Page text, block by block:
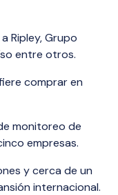
Ripley, Grupo
entre otros.
comprar en
monitoreo de
empresas.
y cerca de un
internacional.